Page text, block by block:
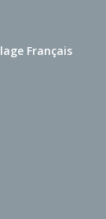
Français